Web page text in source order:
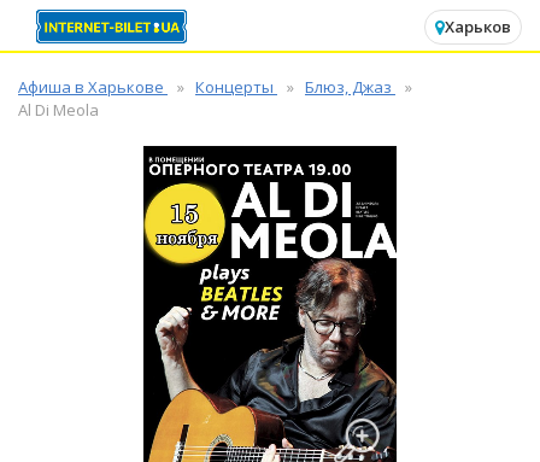
Харьков
Афиша в Харькове Концерты
Блюз, Джаз
Al Di Meola